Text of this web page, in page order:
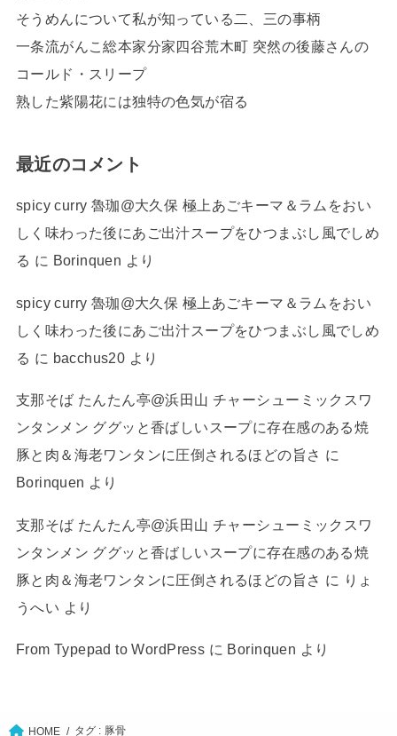
そうめんについて私が知っている二、三の事柄
一条流がんこ総本家分家四谷荒木町 突然の後藤さんの
コールド・スリープ
熟した紫陽花には独特の色気が宿る
最近のコメント
spicy curry 魯珈@大久保 極上あごキーマ＆ラムをおい
しく味わった後にあご出汁スープをひつまぶし風でしめ
る に Borinquen より
spicy curry 魯珈@大久保 極上あごキーマ＆ラムをおい
しく味わった後にあご出汁スープをひつまぶし風でしめ
る に bacchus20 より
支那そば たんたん亭@浜田山 チャーシューミックスワ
ンタンメン ググッと香ばしいスープに存在感のある焼
豚と肉＆海老ワンタンに圧倒されるほどの旨さ に
Borinquen より
支那そば たんたん亭@浜田山 チャーシューミックスワ
ンタンメン ググッと香ばしいスープに存在感のある焼
豚と肉＆海老ワンタンに圧倒されるほどの旨さ に りょ
うへい より
From Typepad to WordPress に Borinquen より
HOME タグ : 豚骨